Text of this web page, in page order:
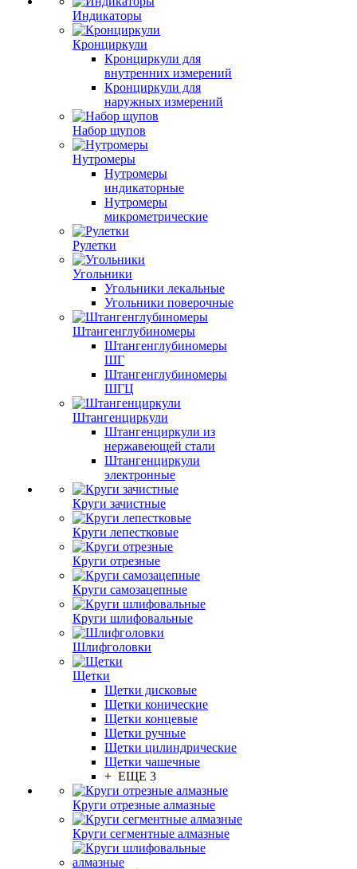
Индикаторы
Кронциркули
Кронциркули для
внутренних измерений
Кронциркули для
наружных измерений
Набор щупов
Нутромеры
Нутромеры
индикаторные
Нутромеры
микрометрические
Рулетки
Угольники
Угольники лекальные
Угольники поверочные
Штангенглубиномеры
Штангенглубиномеры
ШГ
Штангенглубиномеры
ШГЦ
Штангенциркули
Штангенциркули из
нержавеющей стали
Штангенциркули
электронные
Круги зачистные
Круги лепестковые
Круги отрезные
Круги самозацепные
Круги шлифовальные
Шлифголовки
Щетки
Щетки дисковые
Щетки конические
Щетки концевые
Щетки ручные
Щетки цилиндрические
Щетки чашечные
+ ЕЩЕ 3
Круги отрезные алмазные
Круги сегментные алмазные